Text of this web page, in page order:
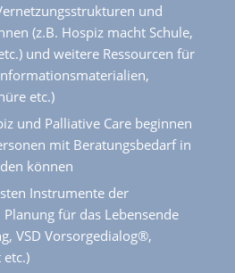
und
(z.B. Hospiz macht Schule,
und weitere Ressourcen für
etc.)
und Palliative Care beginnen
mit Beratungsbedarf in
können
Instrumente der
für das Lebensende
VSD Vorsorgedialog®,